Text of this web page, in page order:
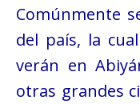
Comúnmente
del país, la
verán en
otras grandes